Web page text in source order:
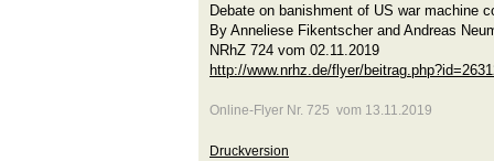
Debate on banishment of US war machine
By Anneliese Fikentscher and Andreas
NRhZ 724 vom 02.11.2019
http://www.nrhz.de/flyer/
Online-Flyer Nr. 725 vom 13.11.2019
Druckversion